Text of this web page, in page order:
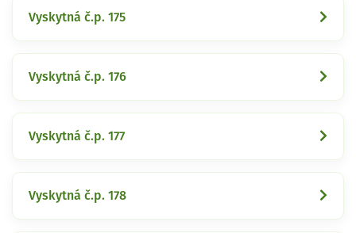
Vyskytná č.p. 175
Vyskytná č.p. 176
Vyskytná č.p. 177
Vyskytná č.p. 178